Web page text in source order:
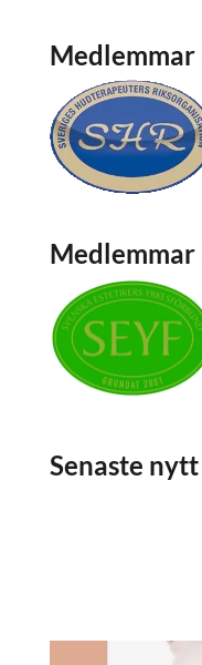
Medlemmar
Medlemmar
Senaste